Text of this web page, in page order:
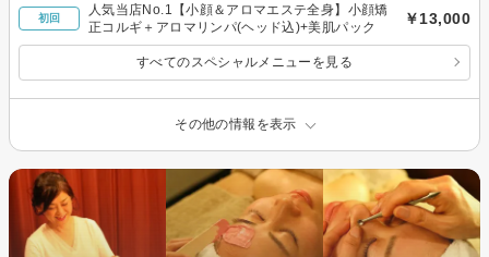
初回
人気当店No.1【小顔＆アロマエステ全身】小顔矯
正コルギ＋アロマリンパ(ヘッド込)+美肌パック
￥13,000
すべてのスペシャルメニューを見る
その他の情報を表示